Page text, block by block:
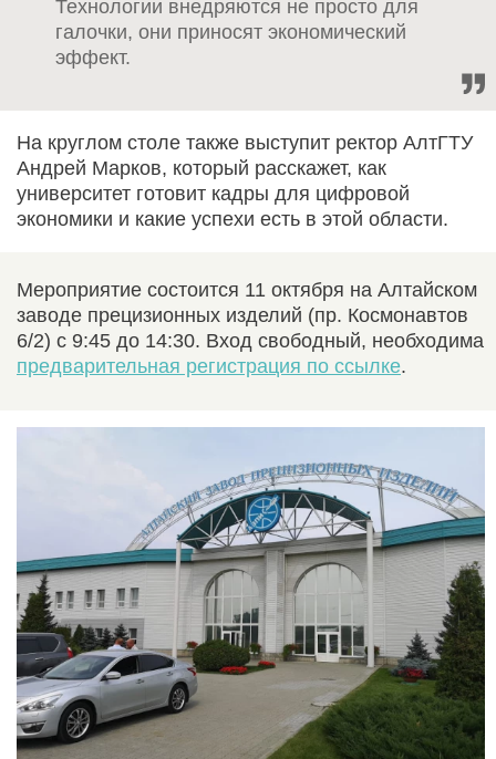
Технологии внедряются не просто для
галочки, они приносят экономический
эффект.
На круглом столе также выступит ректор АлтГТУ
Андрей Марков, который расскажет, как
университет готовит кадры для цифровой
экономики и какие успехи есть в этой области.
Мероприятие состоится 11 октября на Алтайском
заводе прецизионных изделий (пр. Космонавтов
6/2) с 9:45 до 14:30. Вход свободный, необходима
предварительная регистрация по ссылке.